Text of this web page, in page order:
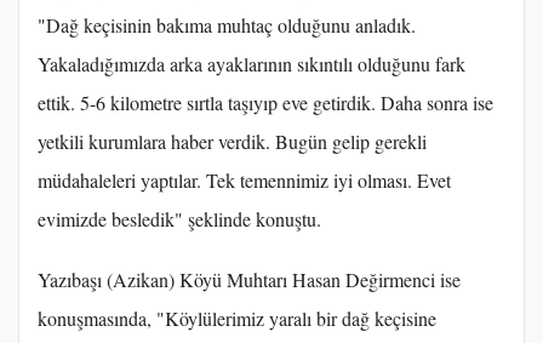
"Dağ keçisinin bakıma muhtaç olduğunu anladık.
Yakaladığımızda arka ayaklarının sıkıntılı olduğunu fark
ettik. 5-6 kilometre sırtla taşıyıp eve getirdik. Daha sonra ise
yetkili kurumlara haber verdik. Bugün gelip gerekli
müdahaleleri yaptılar. Tek temennimiz iyi olması. Evet
evimizde besledik" şeklinde konuştu.
Yazıbaşı (Azikan) Köyü Muhtarı Hasan Değirmenci ise
konuşmasında, "Köylülerimiz yaralı bir dağ keçisine